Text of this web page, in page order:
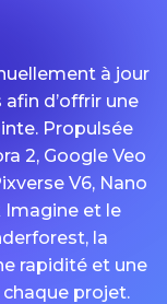
à jour
d’offrir une
Propulsée
2, Google Veo
V6, Nano
Imagine et le
la
rapidité et une
projet.